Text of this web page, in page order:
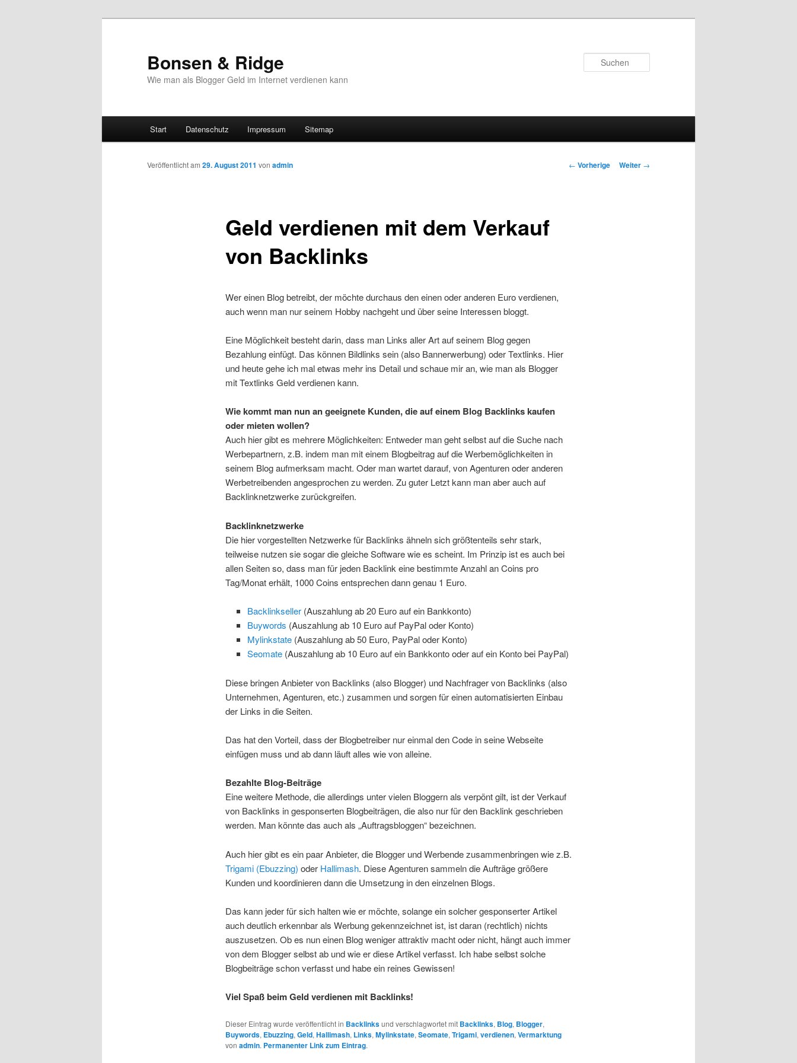
Bonsen & Ridge
Wie man als Blogger Geld im Internet verdienen kann
Zum
Inhalt
Start Datenschutz Impressum Sitemap
Beitrags-
← Vorherige Weiter →
Geld verdienen mit dem Verkauf
von Backlinks
Veröffentlicht am 29. August 2011 von admin
Wer einen Blog betreibt, der möchte durchaus den einen oder anderen Euro verdienen,
auch wenn man nur seinem Hobby nachgeht und über seine Interessen bloggt.
Eine Möglichkeit besteht darin, dass man Links aller Art auf seinem Blog gegen
Bezahlung einfügt. Das können Bildlinks sein (also Bannerwerbung) oder Textlinks. Hier
und heute gehe ich mal etwas mehr ins Detail und schaue mir an, wie man als Blogger
mit Textlinks Geld verdienen kann.
Wie kommt man nun an geeignete Kunden, die auf einem Blog Backlinks kaufen
oder mieten wollen?
Auch hier gibt es mehrere Möglichkeiten: Entweder man geht selbst auf die Suche nach
Werbepartnern, z.B. indem man mit einem Blogbeitrag auf die Werbemöglichkeiten in
seinem Blog aufmerksam macht. Oder man wartet darauf, von Agenturen oder anderen
Werbetreibenden angesprochen zu werden. Zu guter Letzt kann man aber auch auf
Backlinknetzwerke zurückgreifen.
Backlinknetzwerke
Die hier vorgestellten Netzwerke für Backlinks ähneln sich größtenteils sehr stark,
teilweise nutzen sie sogar die gleiche Software wie es scheint. Im Prinzip ist es auch bei
allen Seiten so, dass man für jeden Backlink eine bestimmte Anzahl an Coins pro
Tag/Monat erhält, 1000 Coins entsprechen dann genau 1 Euro.
Backlinkseller (Auszahlung ab 20 Euro auf ein Bankkonto)
Buywords (Auszahlung ab 10 Euro auf PayPal oder Konto)
Mylinkstate (Auszahlung ab 50 Euro, PayPal oder Konto)
Seomate (Auszahlung ab 10 Euro auf ein Bankkonto oder auf ein Konto bei PayPal)
Diese bringen Anbieter von Backlinks (also Blogger) und Nachfrager von Backlinks (also
Unternehmen, Agenturen, etc.) zusammen und sorgen für einen automatisierten Einbau
der Links in die Seiten.
Das hat den Vorteil, dass der Blogbetreiber nur einmal den Code in seine Webseite
einfügen muss und ab dann läuft alles wie von alleine.
Bezahlte Blog-Beiträge
Eine weitere Methode, die allerdings unter vielen Bloggern als verpönt gilt, ist der Verkauf
von Backlinks in gesponserten Blogbeiträgen, die also nur für den Backlink geschrieben
werden. Man könnte das auch als „Auftragsbloggen“ bezeichnen.
Auch hier gibt es ein paar Anbieter, die Blogger und Werbende zusammenbringen wie z.B.
Trigami (Ebuzzing) oder Hallimash. Diese Agenturen sammeln die Aufträge größere
Kunden und koordinieren dann die Umsetzung in den einzelnen Blogs.
Das kann jeder für sich halten wie er möchte, solange ein solcher gesponserter Artikel
auch deutlich erkennbar als Werbung gekennzeichnet ist, ist daran (rechtlich) nichts
auszusetzen. Ob es nun einen Blog weniger attraktiv macht oder nicht, hängt auch immer
von dem Blogger selbst ab und wie er diese Artikel verfasst. Ich habe selbst solche
Blogbeiträge schon verfasst und habe ein reines Gewissen!
Viel Spaß beim Geld verdienen mit Backlinks!
Dieser Eintrag wurde veröffentlicht in Backlinksund verschlagwortet mit Backlinks, Blog, Blogger,
Buywords, Ebuzzing, Geld, Hallimash, Links, Mylinkstate, Seomate, Trigami, verdienen, Vermarktung
von admin. Permanenter Link zum Eintrag.